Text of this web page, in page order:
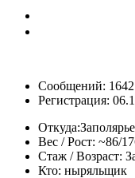
Сообщений: 1642
Регистрация:
Откуда:Заполярье
Вес / Рост: ~86/
Стаж / Возраст:
Кто: ныряльщик